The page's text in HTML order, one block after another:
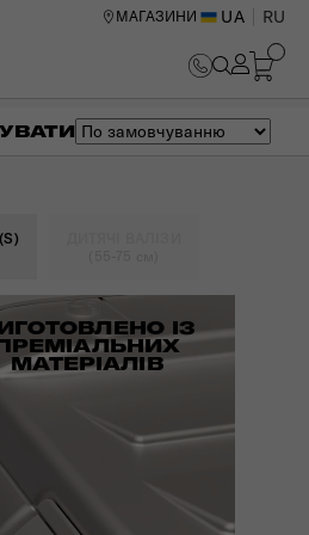
МАГАЗИНИ UA RU
ІЗ
МАТЕРІАЛІВ